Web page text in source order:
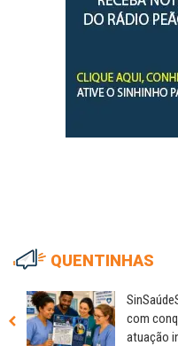
QUENTINHAS
com
atuação